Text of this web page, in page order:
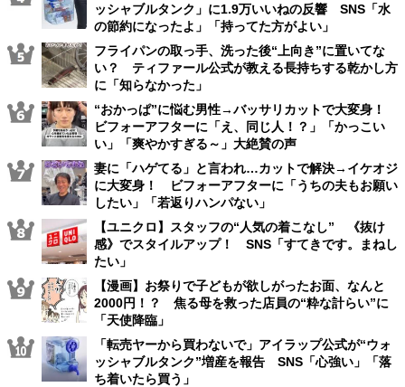
ッシャブルタンク」に1.9万いいねの反響 SNS「水
の節約になったよ」「持ってた方がよい」
フライパンの取っ手、洗った後“上向き”に置いてな
い？ ティファール公式が教える長持ちする乾かし方
に「知らなかった」
“おかっぱ”に悩む男性→バッサリカットで大変身！
ビフォーアフターに「え、同じ人！？」「かっこい
い」「爽やかすぎる～」大絶賛の声
妻に「ハゲてる」と言われ…カットで解決→イケオジ
に大変身！ ビフォーアフターに「うちの夫もお願い
したい」「若返りハンパない」
【ユニクロ】スタッフの“人気の着こなし” 《抜け
感》でスタイルアップ！ SNS「すてきです。まねし
たい」
【漫画】お祭りで子どもが欲しがったお面、なんと
2000円！？ 焦る母を救った店員の“粋な計らい”に
「天使降臨」
「転売ヤーから買わないで」アイラップ公式が“ウォ
ッシャブルタンク”増産を報告 SNS「心強い」「落
ち着いたら買う」